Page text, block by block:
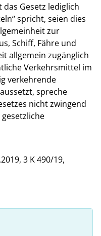
das Gesetz lediglich
spricht, seien dies
zur
Schiff, Fähre und
allgemein zugänglich
Verkehrsmittel im
verkehrende
spreche
nicht zwingend
3 K 490/19,